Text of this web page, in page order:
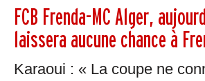
FCB Frenda-MC Alger,
laissera aucune chance à
Karaoui : « La coupe ne